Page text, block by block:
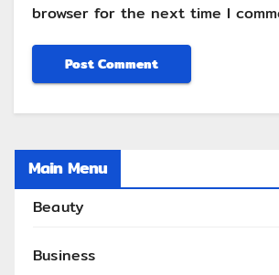
browser for the next time I
Main Menu
Beauty
Business